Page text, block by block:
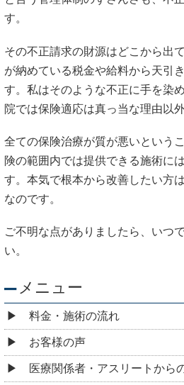
す。
その不正請求の財源はどこから出
が納めている税金や給料から天引
す。私はそのような不正に手を染
院では保険適応は真っ当な理由以
全ての保険治療が質が悪いという
険の範囲内では提供できる施術に
す。本気で根本から改善したい方
なのです。
ご不明な点がありましたら、いつ
い。
メニュー
料金・施術の流れ
お客様の声
医療関係者・アスリートから